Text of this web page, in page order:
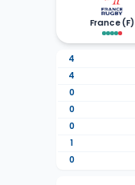
France (F)
4
4
0
0
0
1
0